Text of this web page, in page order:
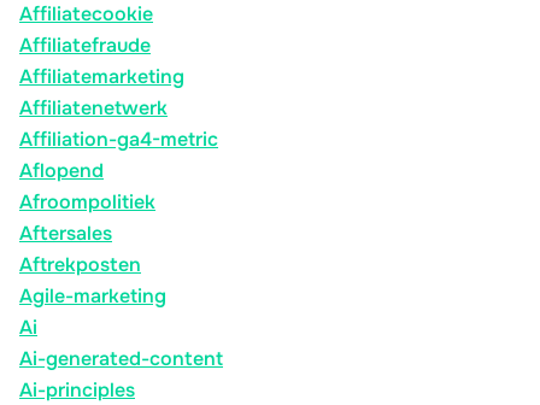
Affiliatecookie
Affiliatefraude
Affiliatemarketing
Affiliatenetwerk
Affiliation-ga4-metric
Aflopend
Afroompolitiek
Aftersales
Aftrekposten
Agile-marketing
Ai
Ai-generated-content
Ai-principles